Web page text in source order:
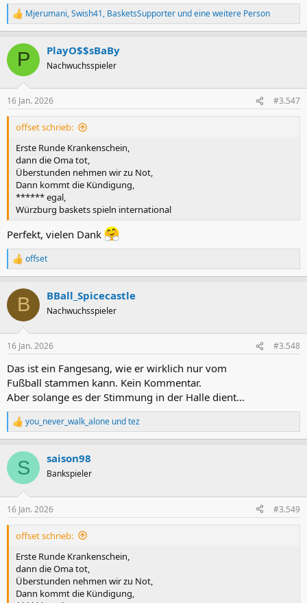
R
e
k
i
e
n
Mjerumani,Swish41, BasketsSupporter und eine weitere Person
P PlayO$$sBaBy
Nachwuchsspieler
16 Jan. 2026 #3.547
offset schrieb:
Erste Runde Krankenschein,
dann die Oma tot,
Überstunden nehmen wir zu Not,
Dann kommt die Kündigung,
****** egal,
Würzburg baskets spieln international
Perfekt, vielen Dank
R
e
k
i
e
:
offset
B BBall_Spicecastle
Nachwuchsspieler
16 Jan. 2026 #3.548
Das ist ein Fangesang, wie er wirklich nur vom
Fußball stammen kann. Kein Kommentar.
Aber solange es der Stimmung in der Halle dient…
R
e
k
i
e
n
you_never_walk_alone undtez
S saison98
Bankspieler
16 Jan. 2026 #3.549
offset schrieb:
Erste Runde Krankenschein,
dann die Oma tot,
Überstunden nehmen wir zu Not,
Dann kommt die Kündigung,